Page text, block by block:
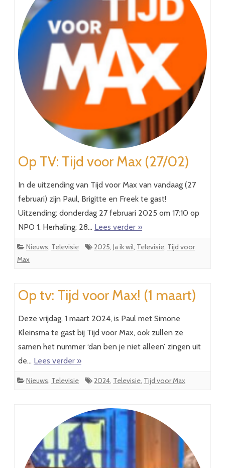
Op TV: Tijd voor Max (27/02)
In de uitzending van Tijd voor Max van vandaag (27
februari) zijn Paul, Brigitte en Freek te gast!
Uitzending: donderdag 27 februari 2025 om 17:10 op
NPO 1. Herhaling: 28… Lees verder »
Nieuws, Televisie 2025, Ja ik wil, Televisie, Tijd voor
Max
Op tv: Tijd voor Max! (1 maart)
Deze vrijdag, 1 maart 2024, is Paul met Simone
Kleinsma te gast bij Tijd voor Max, ook zullen ze
samen het nummer ‘dan ben je niet alleen’ zingen uit
de… Lees verder »
Nieuws, Televisie 2024, Televisie, Tijd voor Max